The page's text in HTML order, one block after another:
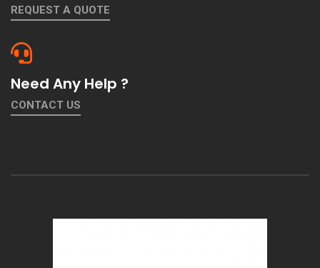
REQUEST A QUOTE
Need Any Help ?
CONTACT US